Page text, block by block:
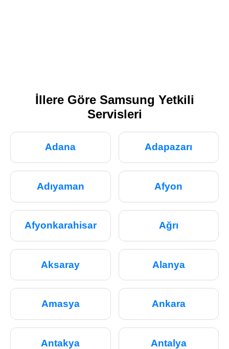
İllere Göre Samsung Yetkili
Servisleri
Adana Adapazarı
Adıyaman Afyon
Afyonkarahisar Ağrı
Aksaray Alanya
Amasya Ankara
Antakya Antalya